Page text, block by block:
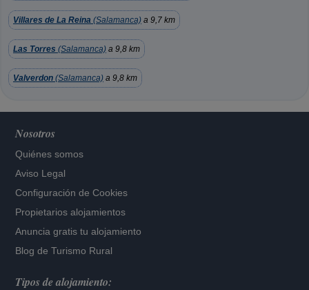
Villares de La Reina (Salamanca) a 9,7 km
Las Torres (Salamanca) a 9,8 km
Valverdon (Salamanca) a 9,8 km
Nosotros
Quiénes somos
Aviso Legal
Configuración de Cookies
Propietarios alojamientos
Anuncia gratis tu alojamiento
Blog de Turismo Rural
Tipos de alojamiento: